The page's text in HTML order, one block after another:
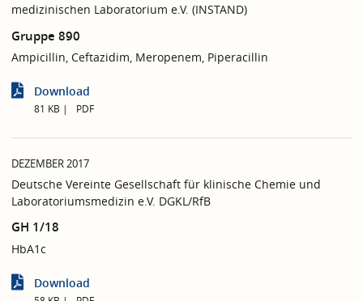
medizinischen Laboratorium e.V. (INSTAND)
Gruppe 890
Ampicillin, Ceftazidim, Meropenem, Piperacillin
Download
81 KB PDF
DEZEMBER 2017
Deutsche Vereinte Gesellschaft für klinische Chemie und
Laboratoriumsmedizin e.V. DGKL/RfB
GH 1/18
HbA1c
Download